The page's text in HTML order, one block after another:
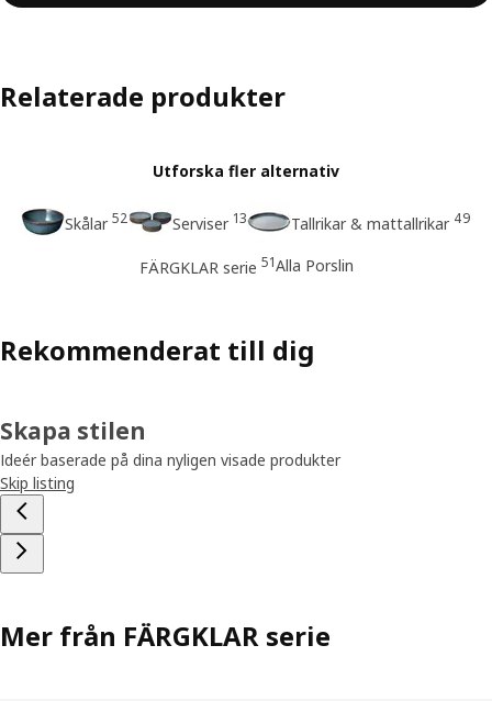
Relaterade produkter
Utforska fler alternativ
Skålar 52 Serviser 13 Tallrikar & mattallrikar 49
FÄRGKLAR serie 51Alla Porslin
Rekommenderat till dig
Skapa stilen
Ideér baserade på dina nyligen visade produkter
Skip listing
Mer från FÄRGKLAR serie